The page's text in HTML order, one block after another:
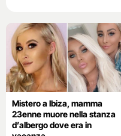
Mistero a Ibiza, mamma
23enne muore nella stanza
d’albergo dove era in